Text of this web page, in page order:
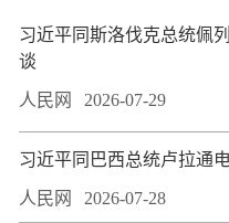
习近平同斯洛伐克总统佩
谈
人民网 2026-07-29
习近平同巴西总统卢拉通
人民网 2026-07-28